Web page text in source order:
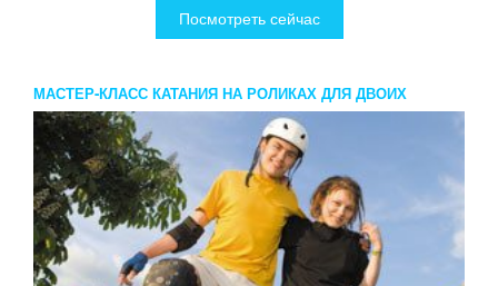
Посмотреть сейчас
МАСТЕР-КЛАСС КАТАНИЯ НА РОЛИКАХ ДЛЯ ДВОИХ